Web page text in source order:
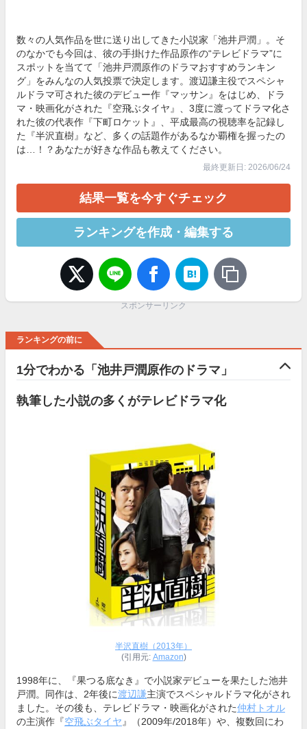
数々の人気作品を世に送り出してきた小説家「池井戸潤」。そ
のなかでも今回は、彼の手掛けた作品原作の“テレビドラマ”に
スポットを当てて「池井戸潤原作のドラマおすすめランキン
グ」をみんなの人気投票で決定します。渡辺謙主役でスペシャ
ルドラマ可された彼のデビュー作『マッサン』をはじめ、ドラ
マ・映画化がされた『空飛ぶタイヤ』、3度に渡ってドラマ化さ
れた彼の代表作『下町ロケット』、平成最高の視聴率を記録し
た『半沢直樹』など、多くの話題作があるなか覇権を握ったの
は…！？あなたが好きな作品も教えてください。
最終更新日: 2026/06/24
結果一覧を今すぐチェック
ランキングを作成・編集する
スポンサーリンク
ランキングの前に
1分でわかる「池井戸潤原作のドラマ」
執筆した小説の多くがテレビドラマ化
半沢直樹（2013年）
(引用元: Amazon)
1998年に、『果つる底なき』で小説家デビューを果たした池井
戸潤。同作は、2年後に渡辺謙主演でスペシャルドラマ化がされ
ました。その後も、テレビドラマ・映画化がされた仲村トオル
の主演作『空飛ぶタイヤ 』（2009年/2018年）や、複数回にわ